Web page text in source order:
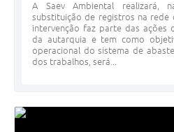
A Saev Ambiental realizará,
substituição de registros na rede
intervenção faz parte das ações
da autarquia e tem como
operacional do sistema de
dos trabalhos, será...